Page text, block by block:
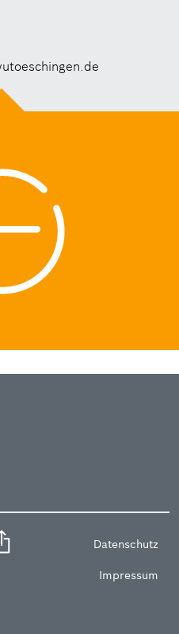
Datenschutz
Impressum